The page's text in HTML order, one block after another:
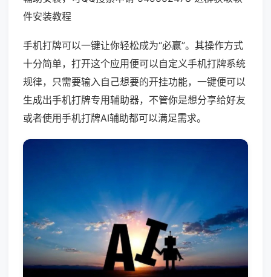
件安装教程
手机打牌可以一键让你轻松成为“必赢”。其操作方式
十分简单，打开这个应用便可以自定义手机打牌系统
规律，只需要输入自己想要的开挂功能，一键便可以
生成出手机打牌专用辅助器，不管你是想分享给好友
或者使用手机打牌AI辅助都可以满足需求。